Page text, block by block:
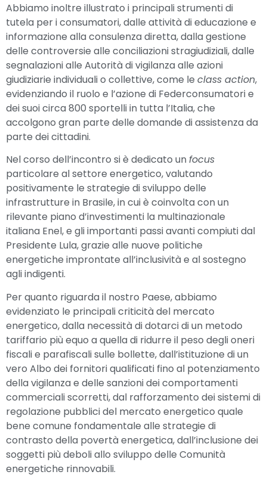
Abbiamo inoltre illustrato i principali strumenti di
tutela per i consumatori, dalle attività di educazione e
informazione alla consulenza diretta, dalla gestione
delle controversie alle conciliazioni stragiudiziali, dalle
segnalazioni alle Autorità di vigilanza alle azioni
giudiziarie individuali o collettive, come le class action,
evidenziando il ruolo e l’azione di Federconsumatori e
dei suoi circa 800 sportelli in tutta l’Italia, che
accolgono gran parte delle domande di assistenza da
parte dei cittadini.
Nel corso dell’incontro si è dedicato unfocus
particolare al settore energetico, valutando
positivamente le strategie di sviluppo delle
infrastrutture in Brasile, in cui è coinvolta con un
rilevante piano d’investimenti la multinazionale
italiana Enel, e gli importanti passi avanti compiuti dal
Presidente Lula, grazie alle nuove politiche
energetiche improntate all’inclusività e al sostegno
agli indigenti.
Per quanto riguarda il nostro Paese, abbiamo
evidenziato le principali criticità del mercato
energetico, dalla necessità di dotarci di un metodo
tariffario più equo a quella di ridurre il peso degli oneri
fiscali e parafiscali sulle bollette, dall’istituzione di un
vero Albo dei fornitori qualificati fino al potenziamento
della vigilanza e delle sanzioni dei comportamenti
commerciali scorretti, dal rafforzamento dei sistemi di
regolazione pubblici del mercato energetico quale
bene comune fondamentale alle strategie di
contrasto della povertà energetica, dall’inclusione dei
soggetti più deboli allo sviluppo delle Comunità
energetiche rinnovabili.